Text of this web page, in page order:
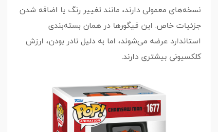
نسخه‌های معمولی دارند، مانند تغییر رنگ یا اضافه شدن
جزئیات خاص. این فیگورها در همان بسته‌بندی
استاندارد عرضه می‌شوند، اما به دلیل نادر بودن، ارزش
کلکسیونی بیشتری دارند.